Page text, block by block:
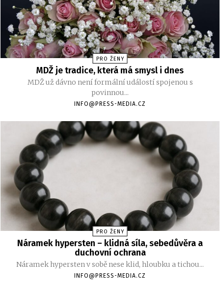
PRO ŽENY
MDŽ je tradice, která má smysl i dnes
MDŽ už dávno není formální událostí spojenou s
povinnou...
INFO@PRESS-MEDIA.CZ
PRO ŽENY
Náramek hypersten – klidná síla, sebedůvěra a
duchovní ochrana
Náramek hypersten v sobě nese klid, hloubku a tichou...
INFO@PRESS-MEDIA.CZ